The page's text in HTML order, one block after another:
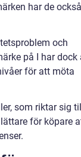
har de
och
på I har dock
för att möta
som riktar sig
för köpare